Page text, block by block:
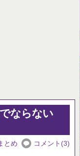
ならない
コメント(3)
とめ